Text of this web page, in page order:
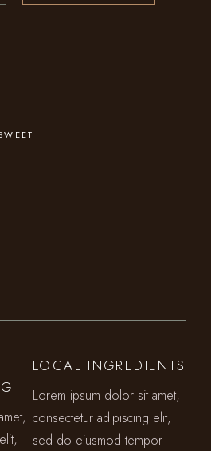
LOCAL INGREDIENTS
Lorem ipsum dolor sit amet,
consectetur adipiscing elit,
sed do eiusmod tempor